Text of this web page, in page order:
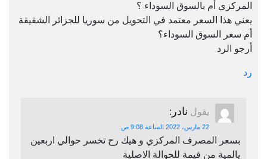
المركزي أم بالسوق السوداء ؟
يعني هذا السعر معتمد في التحويل من سوريا للجزائر الشقيقة
أم سعر السوق السوداء؟
أرجو الرد
رد
يقول نادر :
22 مارس، 2022 الساعة 9:08 ص
بسعر المصرف المركزي و هيك رح تخسر حوالي اربعين
يالمية من قيمة للحوالة الاصلية